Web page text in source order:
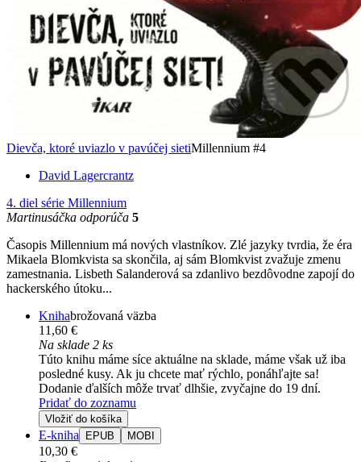
Dievča, ktoré uviazlo v pavúčej sietiMillennium #4
David Lagercrantz
4. diel série Millennium
Martinusáčka odporúča 5
Časopis Millennium má nových vlastníkov. Zlé jazyky tvrdia, že éra
Mikaela Blomkvista sa skončila, aj sám Blomkvist zvažuje zmenu
zamestnania. Lisbeth Salanderová sa zdanlivo bezdôvodne zapojí do
hackerského útoku...
Knihabrožovaná väzba
11,60 €
Na sklade 2 ks
Túto knihu máme síce aktuálne na sklade, máme však už iba
posledné kusy. Ak ju chcete mať rýchlo, ponáhľajte sa!
Dodanie ďalších môže trvať dlhšie, zvyčajne do 19 dní.
Pridať do zoznamu
Vložiť do košíka
E-kniha EPUB MOBI
10,30 €